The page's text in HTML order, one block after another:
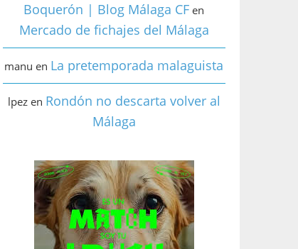
Boquerón | Blog Málaga CF en
Mercado de fichajes del Málaga
manu en La pretemporada malaguista
lpezen Rondón no descarta volver al
Málaga